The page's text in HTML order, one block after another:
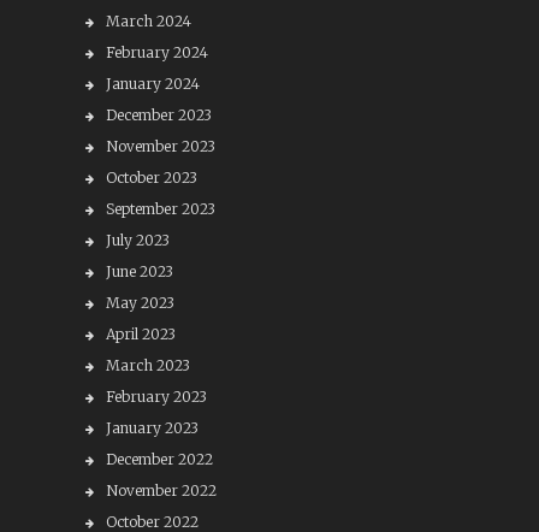
March 2024
February 2024
January 2024
December 2023
November 2023
October 2023
September 2023
July 2023
June 2023
May 2023
April 2023
March 2023
February 2023
January 2023
December 2022
November 2022
October 2022